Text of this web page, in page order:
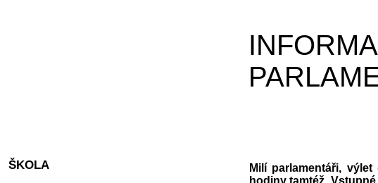
Milí parlamentáři,
hodiny tamtéž. Vstupné
ŠKOLA